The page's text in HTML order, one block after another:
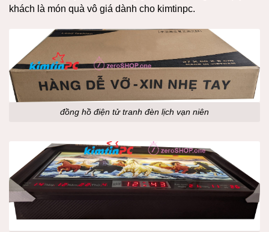
khách là món quà vô giá dành cho kimtinpc.
đồng hồ điện tử tranh đèn lịch vạn niên